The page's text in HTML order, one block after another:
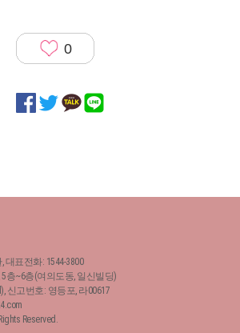
0
표전화: 1544-3800
층~6층(여의도동, 일신빌딩)
신고번호: 영등포, 라00617
Reserved.